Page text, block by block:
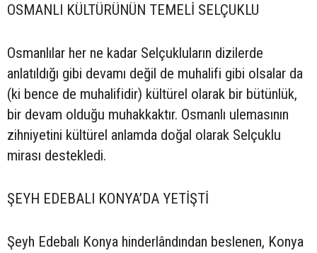
OSMANLI KÜLTÜRÜNÜN TEMELİ SELÇUKLU
Osmanlılar her ne kadar Selçukluların dizilerde
anlatıldığı gibi devamı değil de muhalifi gibi olsalar da
(ki bence de muhalifidir) kültürel olarak bir bütünlük,
bir devam olduğu muhakkaktır. Osmanlı ulemasının
zihniyetini kültürel anlamda doğal olarak Selçuklu
mirası destekledi.
ŞEYH EDEBALI KONYA’DA YETİŞTİ
Şeyh Edebalı Konya hinderlândından beslenen, Konya